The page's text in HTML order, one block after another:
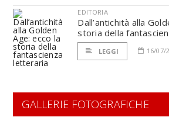
EDITORIA
Dall’antichità alla
storia della
LEGGI 16/07/
GALLERIE FOTOGRAFICHE